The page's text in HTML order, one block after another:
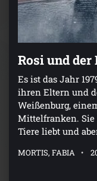
Rosi und
Es ist das Jahr
ihren Eltern und
Weißenburg,
Mittelfranken. Sie
Tiere liebt und
MORTIS, FABIA